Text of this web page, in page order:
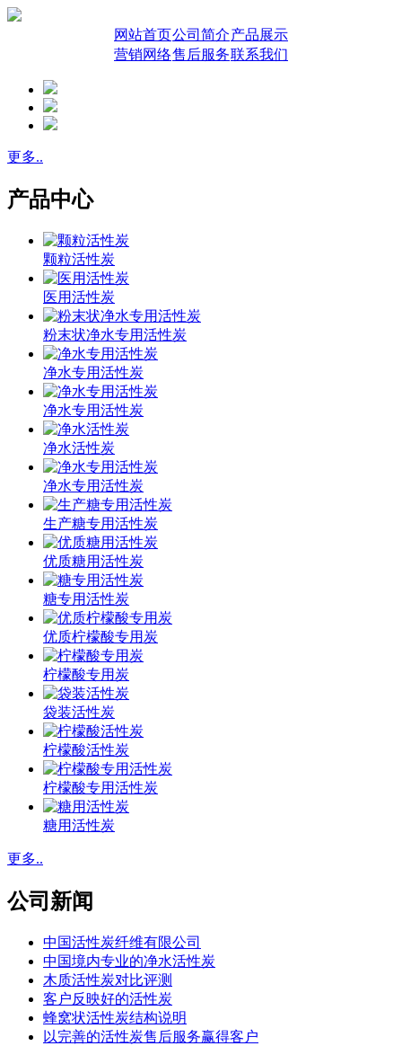
网站首页公司简介产品展示
营销网络售后服务联系我们
更多..
产品中心
颗粒活性炭
医用活性炭
粉末状净水专用活性炭
净水专用活性炭
净水专用活性炭
净水活性炭
净水专用活性炭
生产糖专用活性炭
优质糖用活性炭
糖专用活性炭
优质柠檬酸专用炭
柠檬酸专用炭
袋装活性炭
柠檬酸活性炭
柠檬酸专用活性炭
糖用活性炭
更多..
公司新闻
中国活性炭纤维有限公司
中国境内专业的净水活性炭
木质活性炭对比评测
客户反映好的活性炭
蜂窝状活性炭结构说明
以完善的活性炭售后服务赢得客户